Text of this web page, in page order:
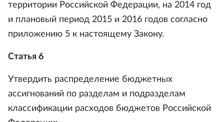
территории Российской Федерации, на 2014 год
и плановый период 2015 и 2016 годов согласно
приложению 5 к настоящему Закону.
Статья 6
Утвердить распределение бюджетных
ассигнований по разделам и подразделам
классификации расходов бюджетов Российской